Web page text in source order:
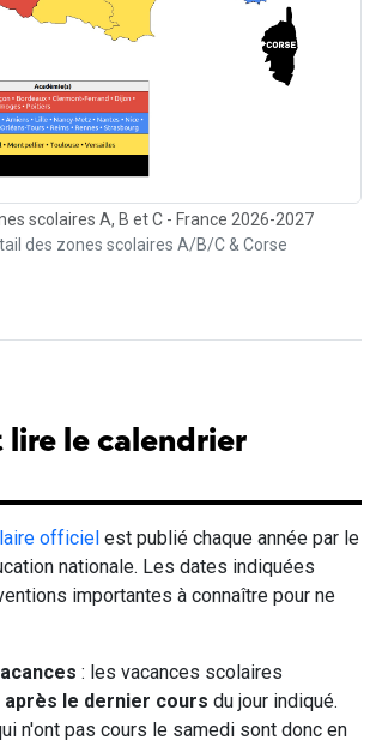
scolaires A, B et C - France 2026-2027
des zones scolaires A/B/C & Corse
le calendrier
officiel est publié chaque année par le
nationale. Les dates indiquées
importantes à connaître pour ne
: les vacances scolaires
après le dernier cours du jour indiqué.
n'ont pas cours le samedi sont donc en